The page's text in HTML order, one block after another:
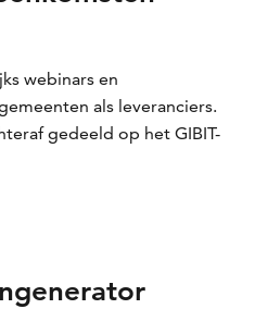
webinars en
als leveranciers.
gedeeld op het GIBIT-